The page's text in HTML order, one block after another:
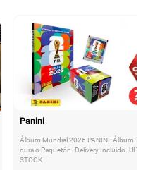
Panini
Álbum Mundial 2026 PANINI: Álbum
dura o Paquetón. Delivery Incluido.
STOCK